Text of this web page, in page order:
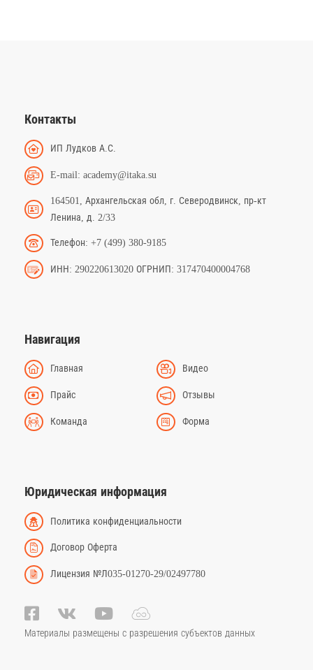
Контакты
ИП Лудков А.С.
E-mail: academy@itaka.su
164501, Архангельская обл, г. Северодвинск, пр-кт
Ленина, д. 2/33
Телефон: +7 (499) 380-9185
ИНН: 290220613020 ОГРНИП: 317470400004768
Навигация
Главная Видео
Прайс Отзывы
Команда Форма
Юридическая информация
Политика конфиденциальности
Договор Оферта
Лицензия №Л035-01270-29/02497780
Материалы размещены с разрешения субъектов данных